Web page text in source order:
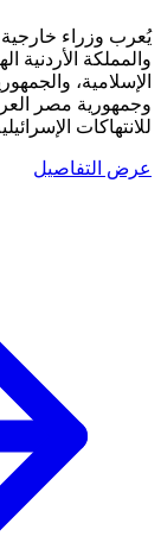
يُعرب وزراء خارجية
والمملكة الأردنية
الإسلامية،
وجمهورية مصر
للانتهاكات
عرض التفاصيل